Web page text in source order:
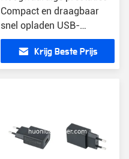
Compact en draagbaar
snel opladen USB-
wandoplader 5V-uitgang
Krijg Beste Prijs